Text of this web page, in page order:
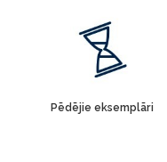
Pēdējie eksemplāri